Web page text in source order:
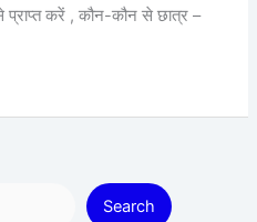
करें , कौन-कौन से छात्र –
Search